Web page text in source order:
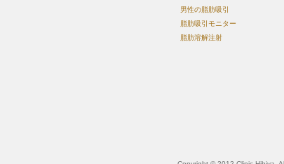
男性の脂肪吸引
脂肪吸引モニター
脂肪溶解注射